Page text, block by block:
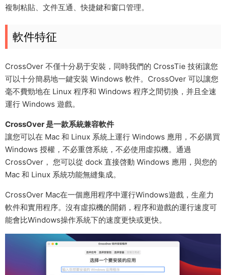
複制粘貼、文件互通、快捷鍵和窗口管理。
軟件特征
CrossOver 不僅十分易于安裝，同時我們的 CrossTie 技術讓您
可以十分簡易地一鍵安裝 Windows 軟件。CrossOver 可以讓您
毫不費勁地在 Linux 程序和 Windows 程序之間切換，并且全速
運行 Windows 遊戲。
CrossOver 是一款系統兼容軟件
讓您可以在 Mac 和 Linux 系統上運行 Windows 應用，不必購買
Windows 授權，不必重啓系統，不必使用虛拟機。通過
CrossOver， 您可以從 dock 直接啓動 Windows 應用，與您的
Mac 和 Linux 系統功能無縫集成。
CrossOver Mac在一個應用程序中運行Windows遊戲，生産力
軟件和實用程序。沒有虛拟機的開銷，程序和遊戲的運行速度可
能會比Windows操作系統下的速度更快或更快。